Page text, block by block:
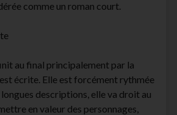
comme un roman court.
au final principalement par la
écrite. Elle est forcément rythmée
descriptions, elle va droit au
en valeur des personnages,